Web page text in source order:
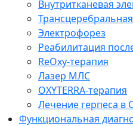
Внутритканевая
Электрофорез
Реабилитация
ReOxy-терапия
Лазер МЛС
OXYTERRA-терапия
Лечение герпеса в
Функциональная